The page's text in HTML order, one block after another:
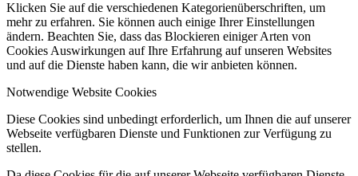
Klicken Sie auf die verschiedenen Kategorienüberschriften, um
mehr zu erfahren. Sie können auch einige Ihrer Einstellungen
ändern. Beachten Sie, dass das Blockieren einiger Arten von
Cookies Auswirkungen auf Ihre Erfahrung auf unseren Websites
und auf die Dienste haben kann, die wir anbieten können.
Notwendige Website Cookies
Diese Cookies sind unbedingt erforderlich, um Ihnen die auf unserer
Webseite verfügbaren Dienste und Funktionen zur Verfügung zu
stellen.